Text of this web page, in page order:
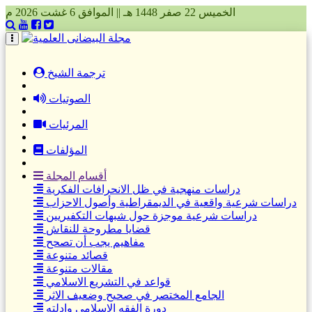
الخميس 22 صفر 1448 هـ || الموافق 6 غشت 2026 م
ترجمة الشيخ(current)
الصوتيات
المرئيات
المؤلفات
أقسام المجلة
دراسات منهجية في ظل الانحرافات الفكرية
دراسات شرعية واقعية في الديمقراطية وأصول الاحزاب
دراسات شرعية موجزة حول شبهات التكفيريين
قضايا مطروحة للنقاش
مفاهيم يجب أن تصحح
قصائد متنوعة
مقالات متنوعة
قواعد في التشريع الاسلامي
الجامع المختصر في صحيح وضعيف الاثر
دورة الفقه الاسلامي وادلته